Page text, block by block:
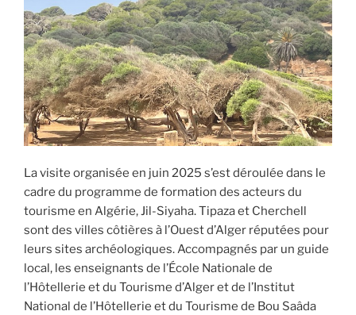
La visite organisée en juin 2025 s’est déroulée dans le
cadre du programme de formation des acteurs du
tourisme en Algérie, Jil-Siyaha. Tipaza et Cherchell
sont des villes côtières à l’Ouest d’Alger réputées pour
leurs sites archéologiques. Accompagnés par un guide
local, les enseignants de l’École Nationale de
l’Hôtellerie et du Tourisme d’Alger et de l’Institut
National de l’Hôtellerie et du Tourisme de Bou Saâda